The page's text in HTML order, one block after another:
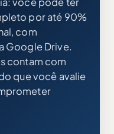
por até 90%
com
Google Drive.
contam com
que você avalie